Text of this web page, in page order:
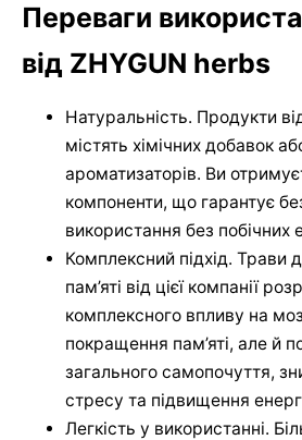
Переваги
від ZHYGUN herbs
Натуральність. Продукти
містять хімічних добавок
ароматизаторів. Ви
компоненти, що гарантує
використання без побічних
Комплексний підхід. Трави
пам’яті від цієї компанії
комплексного впливу на
покращення пам’яті, але й
загального самопочуття,
стресу та підвищення
Легкість у використанні.